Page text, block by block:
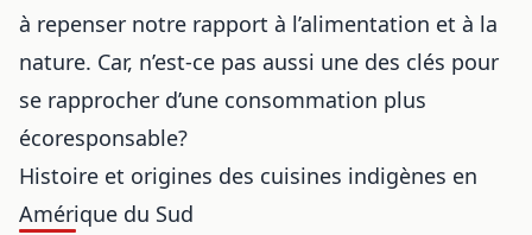
à repenser notre rapport à l’alimentation et à la
nature. Car, n’est-ce pas aussi une des clés pour
se rapprocher d’une consommation plus
écoresponsable?
Histoire et origines des cuisines indigènes en
Amérique du Sud